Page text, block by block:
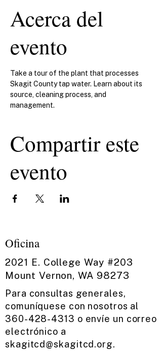
Acerca del
evento
Take a tour of the plant that processes
Skagit County tap water. Learn about its
source, cleaning process, and
management.
Compartir este
evento
Oficina
2021 E. College Way #203
Mount Vernon, WA 98273
Para consultas generales,
comuníquese con nosotros al
360-428-4313 o envíe un correo
electrónico a
skagitcd@skagitcd.org.